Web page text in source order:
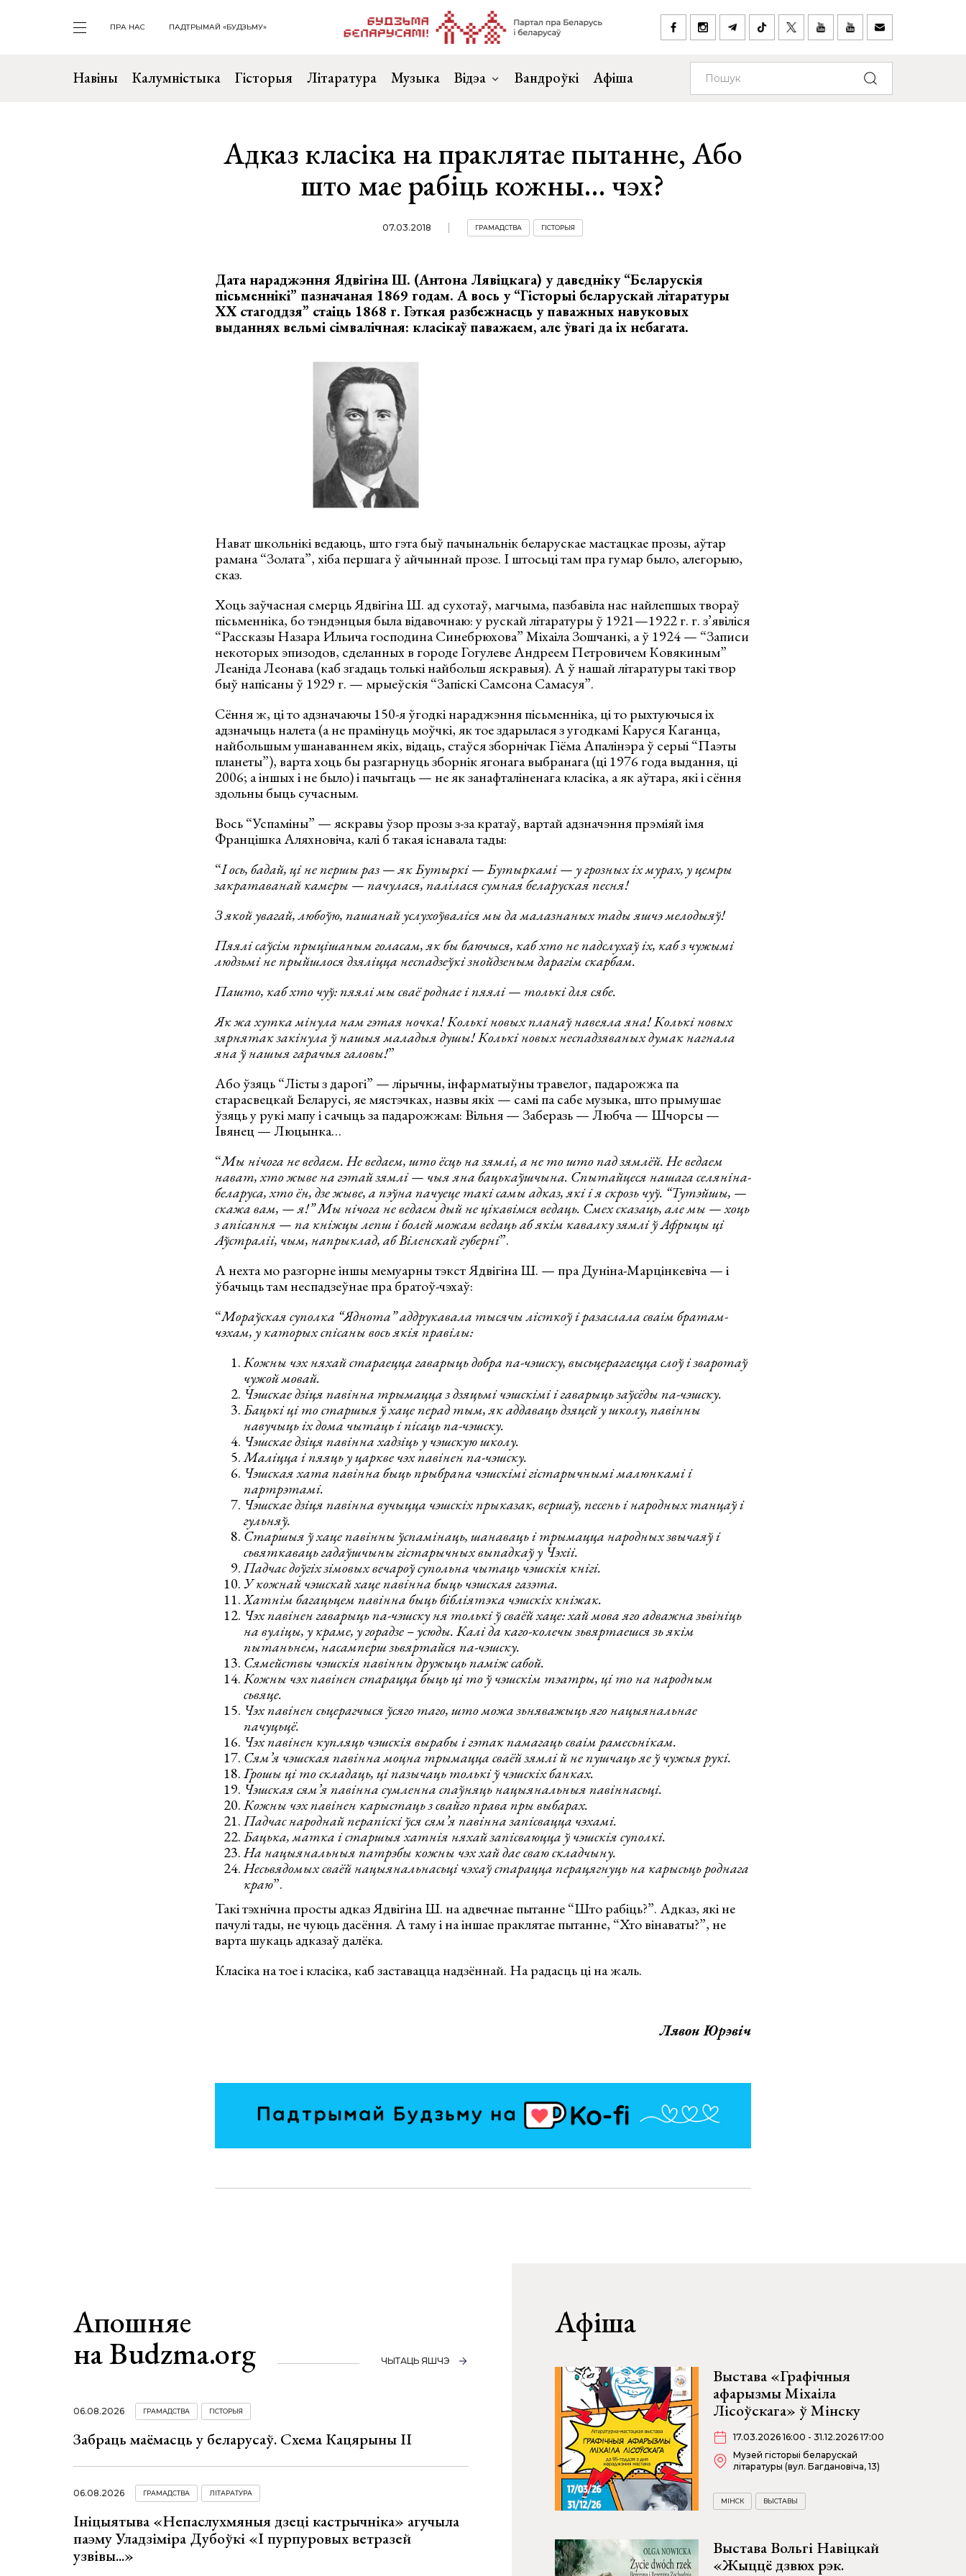
ПРА НАС ПАДТРЫМАЙ «БУДЗЬМУ»
Навіны Калумністыка Гісторыя Літаратура Музыка Відэа Вандроўкі Афіша
Адказ класіка на праклятае пытанне, Або
што мае рабіць кожны… чэх?
07.03.2018 ГРАМАДСТВА ГІСТОРЫЯ
Дата нараджэння Ядвігіна Ш. (Антона Лявіцкага) у даведніку “Беларускія
пісьменнікі” пазначаная 1869 годам. А вось у “Гісторыі беларускай літаратуры
XX стагоддзя” стаіць 1868 г. Гэткая разбежнасць у паважных навуковых
выданнях вельмі сімвалічная: класікаў паважаем, але ўвагі да іх небагата.
Нават школьнікі ведаюць, што гэта быў пачынальнік беларускае мастацкае прозы, аўтар
рамана “Золата”, хіба першага ў айчыннай прозе. І штосьці там пра гумар было, алегорыю,
сказ.
Хоць заўчасная смерць Ядвігіна Ш. ад сухотаў, магчыма, пазбавіла нас найлепшых твораў
пісьменніка, бо тэндэнцыя была відавочнаю: у рускай літаратуры ў 1921—1922 г. г. з’явіліся
“Рассказы Назара Ильича господина Синебрюхова” Міхаіла Зошчанкі, а ў 1924 — “Записи
некоторых эпизодов, сделанных в городе Гогулеве Андреем Петровичем Ковякиным”
Леаніда Леонава (каб згадаць толькі найбольш яскравыя). А ў нашай літаратуры такі твор
быў напісаны ў 1929 г. — мрыеўскія “Запіскі Самсона Самасуя”.
Сёння ж, ці то адзначаючы 150-я ўгодкі нараджэння пісьменніка, ці то рыхтуючыся іх
адзначыць налета (а не прамінуць моўчкі, як тое здарылася з угодкамі Каруся Каганца,
найбольшым ушанаваннем якіх, відаць, стаўся зборнічак Гіёма Апалінэра ў серыі “Паэты
планеты”), варта хоць бы разгарнуць зборнік ягонага выбранага (ці 1976 года выдання, ці
2006; а іншых і не было) і пачытаць — не як занафталіненага класіка, а як аўтара, які і сёння
здольны быць сучасным.
Вось “Успаміны” — яскравы ўзор прозы з-за кратаў, вартай адзначэння прэміяй імя
Францішка Аляхновіча, калі б такая існавала тады:
“І ось, бадай, ці не першы раз — як Бутыркі — Бутыркамі — у грозных іх мурах, у цемры
закратаванай камеры — пачулася, палілася сумная беларуская песня!
З якой увагай, любоўю, пашанай услухоўваліся мы да малазнаных тады яшчэ мелодыяў!
Пяялі саўсім прыцішаным голасам, як бы баючыся, каб хто не падслухаў іх, каб з чужымі
людзьмі не прыйшлося дзяліцца неспадзеўкі знойдзеным дарагім скарбам.
Пашто, каб хто чуў: пяялі мы сваё роднае і пяялі — толькі для сябе.
Як жа хутка мінула нам гэтая ночка! Колькі новых планаў навеяла яна! Колькі новых
зярнятак закінула ў нашыя маладыя душы! Колькі новых неспадзяваных думак нагнала
яна ў нашыя гарачыя галовы!”
Або ўзяць “Лісты з дарогі” — лірычны, інфарматыўны травелог, падарожжа па
старасвецкай Беларусі, яе мястэчках, назвы якіх — самі па сабе музыка, што прымушае
ўзяць у рукі мапу і сачыць за падарожжам: Вільня — Заберазь — Любча — Шчорсы —
Івянец — Люцынка…
“Мы нічога не ведаем. Не ведаем, што ёсць на зямлі, а не то што пад зямлёй. Не ведаем
нават, хто жыве на гэтай зямлі — чыя яна бацькаўшчына. Спытайцеся нашага селяніна-
беларуса, хто ён, дзе жыве, а пэўна пачуеце такі самы адказ, які і я скрозь чуў. “Тутэйшы, —
скажа вам, — я!” Мы нічога не ведаем дый не цікавімся ведаць. Смех сказаць, але мы — хоць
з апісання — па кніжцы лепш і болей можам ведаць аб якім кавалку зямлі ў Афрыцы ці
Аўстраліі, чым, напрыклад, аб Віленскай губерні”.
А нехта мо разгорне іншы мемуарны тэкст Ядвігіна Ш. — пра Дуніна-Марцінкевіча — і
ўбачыць там неспадзеўнае пра братоў-чэхаў:
“Мораўская суполка “Яднота” аддрукавала тысячы лісткоў і разаслала сваім братам-
чэхам, у каторых спісаны вось якія правілы:
Кожны чэх няхай стараецца гаварыць добра па-чэшску, высьцерагаецца слоў і зваротаў
чужой мовай.
Чэшскае дзіця павінна трымацца з дзяцьмі чэшскімі і гаварыць заўсёды па-чэшску.
Бацькі ці то старшыя ў хаце перад тым, як аддаваць дзяцей у школу, павінны
навучыць іх дома чытаць і пісаць па-чэшску.
Чэшскае дзіця павінна хадзіць у чэшскую школу.
Маліцца і пяяць у царкве чэх павінен па-чэшску.
Чэшская хата павінна быць прыбрана чэшскімі гістарычнымі малюнкамі і
партрэтамі.
Чэшскае дзіця павінна вучыцца чэшскіх прыказак, вершаў, песень і народных танцаў і
гульняў.
Старшыя ў хаце павінны ўспамінаць, шанаваць і трымацца народных звычаяў і
сьвяткаваць гадаўшчыны гістарычных выпадкаў у Чэхіі.
Падчас доўгіх зімовых вечароў супольна чытаць чэшскія кнігі.
У кожнай чэшскай хаце павінна быць чэшская газэта.
Хатнім багацьцем павінна быць бібліятэка чэшскіх кніжак.
Чэх павінен гаварыць па-чэшску ня толькі ў сваёй хаце: хай мова яго адважна зьвініць
на вуліцы, у краме, у горадзе – усюды. Калі да каго-колечы зьвяртаешся зь якім
пытаньнем, насамперш зьвяртайся па-чэшску.
Сямействы чэшскія павінны дружыць паміж сабой.
Кожны чэх павінен старацца быць ці то ў чэшскім тэатры, ці то на народным
сьвяце.
Чэх павінен сьцерагчыся ўсяго таго, што можа зьняважыць яго нацыянальнае
пачуцьцё.
Чэх павінен купляць чэшскія вырабы і гэтак памагаць сваім рамесьнікам.
Сям’я чэшская павінна моцна трымацца сваёй зямлі й не пушчаць яе ў чужыя рукі.
Грошы ці то складаць, ці пазычаць толькі ў чэшскіх банках.
Чэшская сям’я павінна сумленна спаўняць нацыянальныя павіннасьці.
Кожны чэх павінен карыстаць з свайго права пры выбарах.
Падчас народнай перапіскі ўся сям’я павінна запісвацца чэхамі.
Бацька, матка і старшыя хатнія няхай запісваюцца ў чэшскія суполкі.
На нацыянальныя патрэбы кожны чэх хай дае сваю складчыну.
Несьвядомых сваёй нацыянальнасьці чэхаў старацца перацягнуць на карысьць роднага
краю”.
Такі тэхнічна просты адказ Ядвігіна Ш. на адвечнае пытанне “Што рабіць?”. Адказ, які не
пачулі тады, не чуюць дасёння. А таму і на іншае праклятае пытанне, “Хто вінаваты?”, не
варта шукаць адказаў далёка.
Класіка на тое і класіка, каб заставацца надзённай. На радасць ці на жаль.
Лявон Юрэвіч
Апошняе
на Budzma.org
ЧЫТАЦЬ ЯШЧЭ
06.08.2026 ГРАМАДСТВА ГІСТОРЫЯ
Забраць маёмасць у беларусаў. Схема Кацярыны ІІ
06.08.2026 ГРАМАДСТВА ЛІТАРАТУРА
Ініцыятыва «Непаслухмяныя дзеці кастрычніка» агучыла
паэму Уладзіміра Дубоўкі «І пурпуровых ветразей
узвівы...»
Афіша
Выстава «Графічныя
афарызмы Міхаіла
Лісоўскага» ў Мінску
17.03.2026 16:00 - 31.12.2026 17:00
Музей гісторыі беларускай
літаратуры (вул. Багдановіча, 13)
МІНСК ВЫСТАВЫ
Выстава Вольгі Навіцкай
«Жыццё дзвюх рэк.